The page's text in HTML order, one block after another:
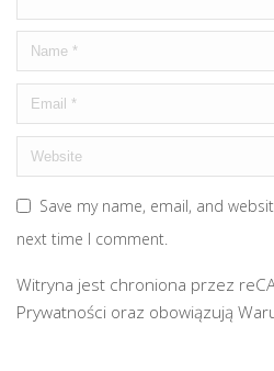
Save my name, email, and
next time I comment.
Witryna jest chroniona przez
Prywatności oraz obowiązują